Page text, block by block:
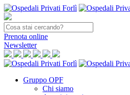
Prenota online
Newsletter
Gruppo OPF
Chi siamo